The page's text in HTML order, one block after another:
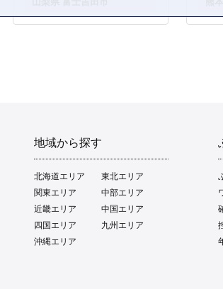
地域から探す
北海道エリア
東北エリア
関東エリア
中部エリア
近畿エリア
中国エリア
四国エリア
九州エリア
沖縄エリア